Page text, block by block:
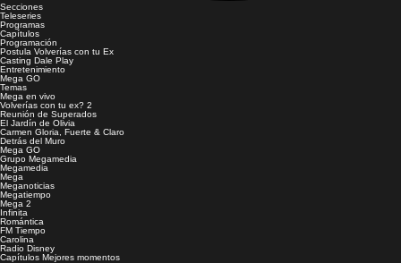
Secciones
Teleseries
Programas
Capítulos
Programación
Postula Volverías con tu Ex
Casting Dale Play
Entretenimiento
Mega GO
Temas
Mega en vivo
Volverías con tu ex? 2
Reunión de Superados
El Jardín de Olivia
Carmen Gloria, Fuerte & Claro
Detrás del Muro
Mega GO
Grupo Megamedia
Megamedia
Mega
Meganoticias
Megatiempo
Mega 2
Infinita
Romántica
FM Tiempo
Carolina
Radio Disney
Capítulos Mejores momentos